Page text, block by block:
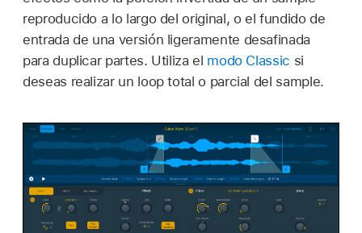
reproducido a lo largo del original, o el fundido de
entrada de una versión ligeramente desafinada
para duplicar partes. Utiliza el modo Classic si
deseas realizar un loop total o parcial del sample.